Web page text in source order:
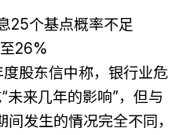
25个基点概率不足
26%
股东信中称，银行业危
未来几年的影响”，但与
发生的情况完全不同，